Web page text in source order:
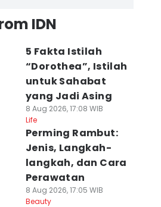
IDN
5 Fakta Istilah
“Dorothea”, Istilah
untuk Sahabat
yang Jadi Asing
8 Aug 2026, 17:08 WIB
Life
Perming Rambut:
Jenis, Langkah-
langkah, dan Cara
Perawatan
8 Aug 2026, 17:05 WIB
Beauty